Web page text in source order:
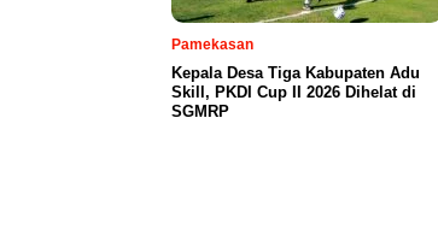
Pamekasan
Kepala Desa Tiga Kabupaten Adu
Skill, PKDI Cup II 2026 Dihelat di
SGMRP